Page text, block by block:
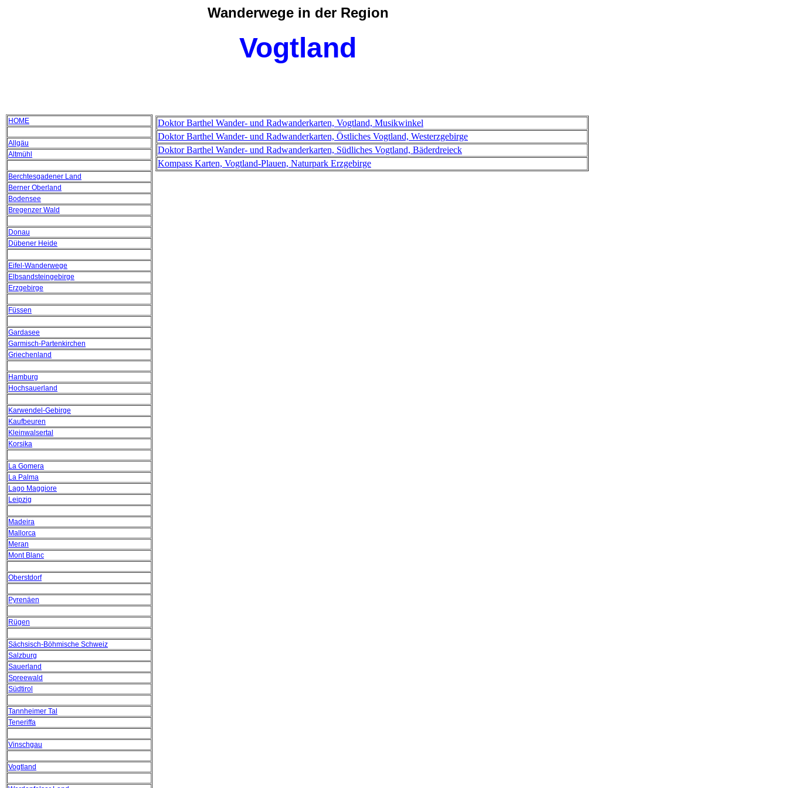
Wanderwege in der Region
Vogtland
HOME
Allgäu
Altmühl
Berchtesgadener Land
Berner Oberland
Bodensee
Bregenzer Wald
Donau
Dübener Heide
Eifel-Wanderwege
Elbsandsteingebirge
Erzgebirge
Füssen
Gardasee
Garmisch-Partenkirchen
Griechenland
Hamburg
Hochsauerland
Karwendel-Gebirge
Kaufbeuren
Kleinwalsertal
Korsika
La Gomera
La Palma
Lago Maggiore
Leipzig
Madeira
Mallorca
Meran
Mont Blanc
Oberstdorf
Pyrenäen
Rügen
Sächsisch-Böhmische Schweiz
Salzburg
Sauerland
Spreewald
Südtirol
Tannheimer Tal
Teneriffa
Vinschgau
Vogtland
Doktor Barthel Wander- und Radwanderkarten, Vogtland, Musikwinkel
Doktor Barthel Wander- und Radwanderkarten, Östliches Vogtland, Westerzgebirge
Doktor Barthel Wander- und Radwanderkarten, Südliches Vogtland, Bäderdreieck
Kompass Karten, Vogtland-Plauen, Naturpark Erzgebirge